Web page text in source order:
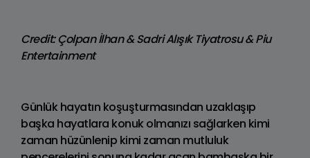
Credit: Çolpan İlhan & Sadri Alışık Tiyatrosu & Piu
Entertainment
Günlük hayatın koşuşturmasından uzaklaşıp
başka hayatlara konuk olmanızı sağlarken kimi
zaman hüzünlenip kimi zaman mutluluk